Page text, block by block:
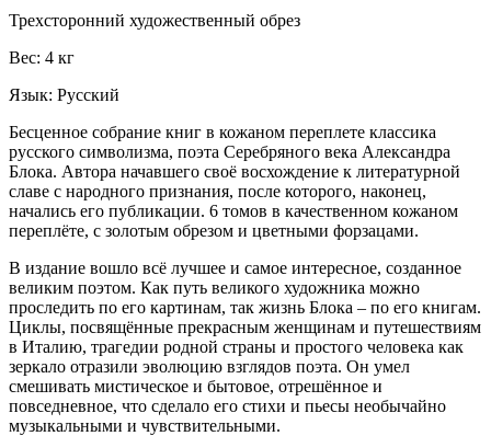
Трехсторонний художественный обрез
Вес: 4 кг
Язык: Русский
Бесценное собрание книг в кожаном переплете классика
русского символизма, поэта Серебряного века Александра
Блока. Автора начавшего своё восхождение к литературной
славе с народного признания, после которого, наконец,
начались его публикации. 6 томов в качественном кожаном
переплёте, с золотым обрезом и цветными форзацами.
В издание вошло всё лучшее и самое интересное, созданное
великим поэтом. Как путь великого художника можно
проследить по его картинам, так жизнь Блока – по его книгам.
Циклы, посвящённые прекрасным женщинам и путешествиям
в Италию, трагедии родной страны и простого человека как
зеркало отразили эволюцию взглядов поэта. Он умел
смешивать мистическое и бытовое, отрешённое и
повседневное, что сделало его стихи и пьесы необычайно
музыкальными и чувствительными.